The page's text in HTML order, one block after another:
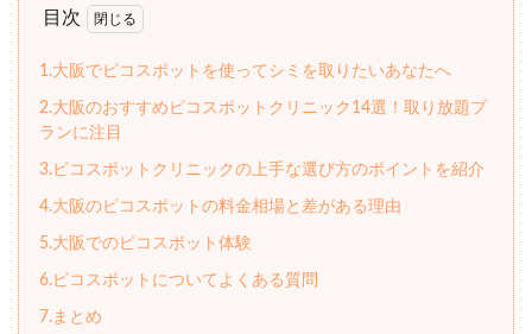
目次
1.大阪でピコスポットを使ってシミを取りたいあなたへ
2.大阪のおすすめピコスポットクリニック14選！取り放題プ
ランに注目
3.ピコスポットクリニックの上手な選び方のポイントを紹介
4.大阪のピコスポットの料金相場と差がある理由
5.大阪でのピコスポット体験
6.ピコスポットについてよくある質問
7.まとめ